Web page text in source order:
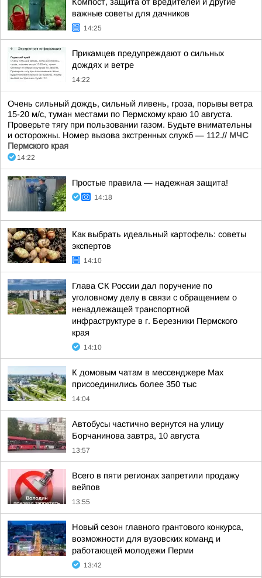
важные советы для дачников
14:25
Прикамцев предупреждают о сильных
дождях и ветре
14:22
Очень сильный дождь, сильный ливень, гроза, порывы ветра
15-20 м/с, туман местами по Пермскому краю 10 августа.
Проверьте тягу при пользовании газом. Будьте внимательны
и осторожны. Номер вызова экстренных служб — 112.// МЧС
Пермского края
14:22
Простые правила — надежная защита!
14:18
Как выбрать идеальный картофель: советы
экспертов
14:10
Глава СК России дал поручение по
уголовному делу в связи с обращением о
ненадлежащей транспортной
инфраструктуре в г. Березники Пермского
края
14:10
К домовым чатам в мессенджере Max
присоединились более 350 тыс
14:04
Автобусы частично вернутся на улицу
Борчанинова завтра, 10 августа
13:57
Всего в пяти регионах запретили продажу
вейпов
13:55
Новый сезон главного грантового конкурса,
возможности для вузовских команд и
работающей молодежи Перми
13:42